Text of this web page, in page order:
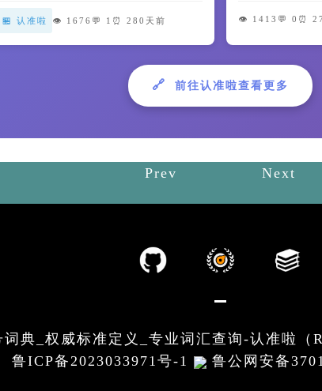
🏪 认准啦 👁️ 1676 💬 1 ⏰ 280天前 👁️ 1413 💬 0 ⏰
🔗 前往认准啦查看更多
Prev Next
典_权威标准定义_专业词汇查询-认准啦
鲁ICP备2023033971号-1
鲁公网安备